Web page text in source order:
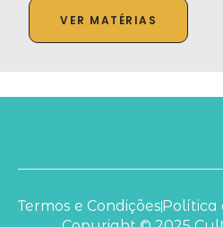
VER MATÉRIAS
Termos e Condições Política